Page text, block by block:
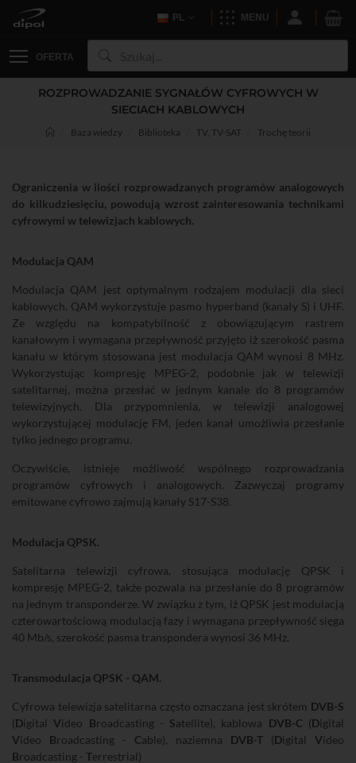
PL MENU
OFERTA
ROZPROWADZANIE SYGNAŁÓW CYFROWYCH W
SIECIACH KABLOWYCH
Baza wiedzy Biblioteka TV, TV-SAT Trochę teorii
Ograniczenia w ilości rozprowadzanych programów analogowych
do kilkudziesięciu, powodują wzrost zainteresowania technikami
cyfrowymi w telewizjach kablowych.
Modulacja QAM
Modulacja QAM jest optymalnym rodzajem modulacji dla sieci
kablowych. QAM wykorzystuje pasmo hyperband (kanały S) i UHF.
Ze względu na kompatybilność z obowiązującym rastrem
kanałowym i wymagana przepływność przyjęto iż szerokość pasma
kanału w którym stosowana jest modulacja QAM wynosi 8 MHz.
Wykorzystując kompresję MPEG-2, podobnie jak w telewizji
satelitarnej, można przesłać w jednym kanale do 8 programów
telewizyjnych. Dla przypomnienia, w telewizji analogowej
wykorzystującej modulację FM, jeden kanał umożliwia przesłanie
tylko jednego programu.
Oczywiście, istnieje możliwość wspólnego rozprowadzania
programów cyfrowych i analogowych. Zazwyczaj programy
emitowane cyfrowo zajmują kanały S17-S38.
Modulacja QPSK.
Satelitarna telewizji cyfrowa, stosująca modulację QPSK i
kompresję MPEG-2, także pozwala na przesłanie do 8 programów
na jednym transponderze. W związku z tym, iż QPSK jest modulacją
czterowartościową modulacją fazy i wymagana przepływność sięga
40 Mb/s, szerokość pasma transpondera wynosi 36 MHz.
Transmodulacja QPSK - QAM.
Cyfrowa telewizja satelitarna często oznaczana jest skrótem DVB-S
(DigitalVideo Broadcasting - Satellite), kablowa DVB-C(Digital
Video Broadcasting - Cable), naziemna DVB-T (Digital Video
Broadcasting - Terrestrial)